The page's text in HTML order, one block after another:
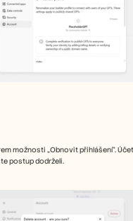
možnosti „Obnovit přihlášení“.
postup dodrželi.